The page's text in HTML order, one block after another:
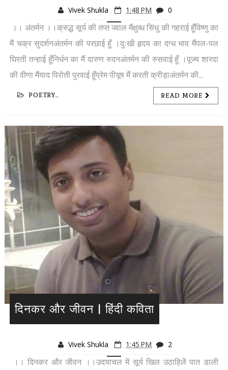
Vivek Shukla 1:48 PM 0
।। अंतर्मन ।।क्रुद्ध सूर्य की तप्त ज्वाल मैंक्षुब्ध सिंधु की गहराई हूँविष्णु का
मैं चक्र सुदर्शनअंतर्मन की परछाई हूँ ।दुःखी हृदय का दग्ध भाव मैंपल-पल
घिरती तन्हाई हूँनिर्धन का मैं दारुण रुदनअंतर्मन की रुसवाई हूँ ।पूज्य शारदा
की वीणा मैंयाद पिरोती पुरवाई हूँप्रेम पीयूष मैं करती क्रीड़ाअंतर्मन की...
POETRY.. READ MORE
दिनकर और जीवन | हिंदी कविता
Vivek Shukla 1:45 PM 2
।। दिनकर और जीवन ।।उदयाचल में सूर्य खिल उठाहिलें पात डाली